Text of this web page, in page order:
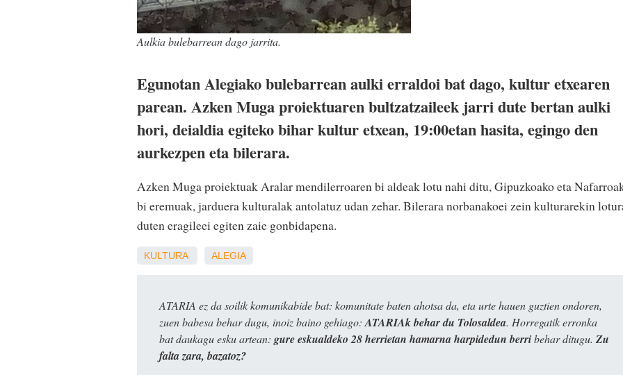
Aulkia bulebarrean dago jarrita.
Egunotan Alegiako bulebarrean aulki erraldoi bat dago, kultur etxearen
parean. Azken Muga proiektuaren bultzatzaileek jarri dute bertan aulki
hori, deialdia egiteko bihar kultur etxean, 19:00etan hasita, egingo den
aurkezpen eta bilerara.
Azken Muga proiektuak Aralar mendilerroaren bi aldeak lotu nahi ditu, Gipuzkoako eta
bi eremuak, jarduera kulturalak antolatuz udan zehar. Bilerara norbanakoei zein kulturarekin
duten eragileei egiten zaie gonbidapena.
KULTURA ALEGIA
ATARIA ez da soilik komunikabide bat: komunitate baten ahotsa da, eta urte hauen guztien ondoren,
zuen babesa behar dugu, inoiz baino gehiago: ATARIAk behar du Tolosaldea. Horregatik erronka
bat daukagu esku artean: gure eskualdeko 28 herrietan hamarna harpidedun berribehar ditugu. Zu
falta zara, bazatoz?